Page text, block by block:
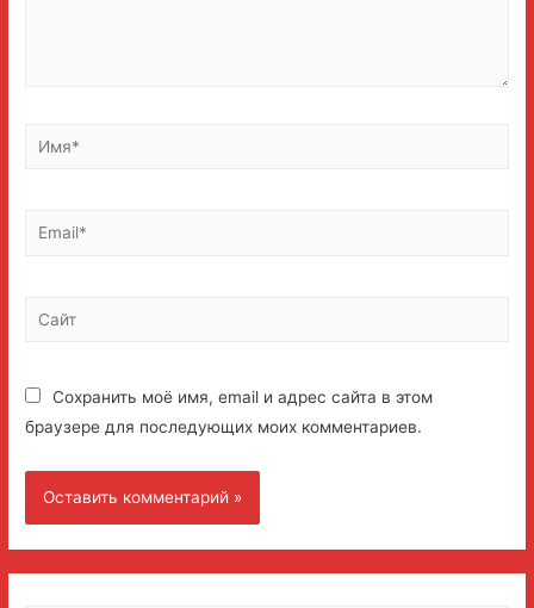
Имя*
Email*
Сайт
Сохранить моё имя, email и адрес сайта в этом
браузере для последующих моих комментариев.